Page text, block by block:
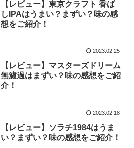
【レビュー】東京クラフト 香ば
しIPAはうまい？まずい？味の感
想をご紹介！
2023.02.25
【レビュー】マスターズドリーム
無濾過はまずい？味の感想をご紹
介！
2023.02.18
【レビュー】ソラチ1984はうま
い？まずい？味の感想をご紹介！